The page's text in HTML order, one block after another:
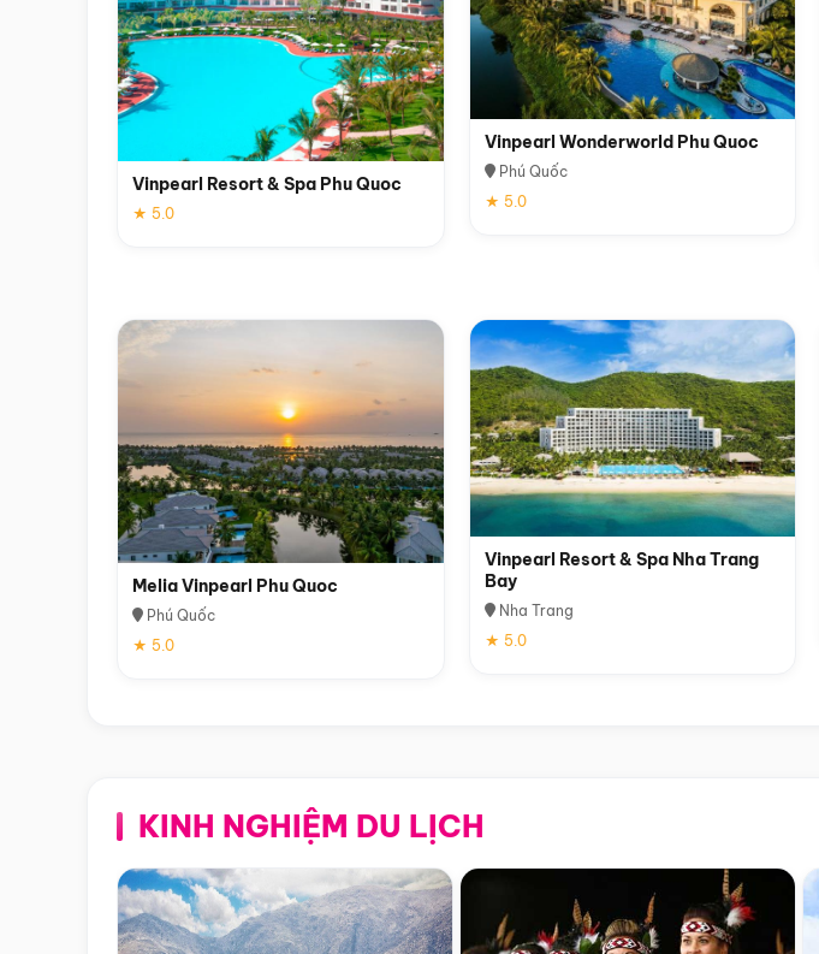
Vinpearl Resort & Spa Phu Quoc
★ 5.0
Vinpearl Wonderworld Phu Quoc
Phú Quốc
★ 5.0
Melia Vinpearl Phu Quoc
Phú Quốc
★ 5.0
Vinpearl Resort & Spa Nha Trang
Bay
Nha Trang
★ 5.0
KINH NGHIỆM DU LỊCH